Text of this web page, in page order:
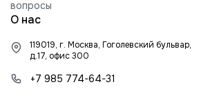
вопросы
О нас
119019, г. Москва, Гоголевский бульвар,
д.17, офис 300
+7 985 774-64-31